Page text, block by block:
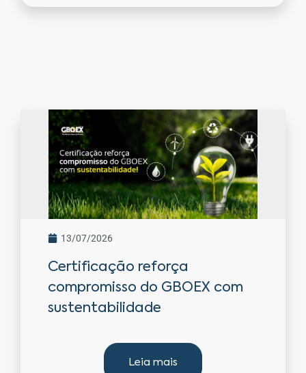
13/07/2026
Certificação reforça
compromisso do GBOEX com
sustentabilidade
Leia mais